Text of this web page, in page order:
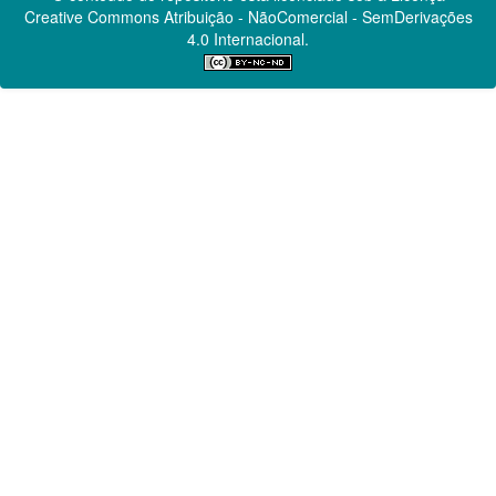
Creative CommonsAtribuição - NãoComercial - SemDerivações
4.0 Internacional.